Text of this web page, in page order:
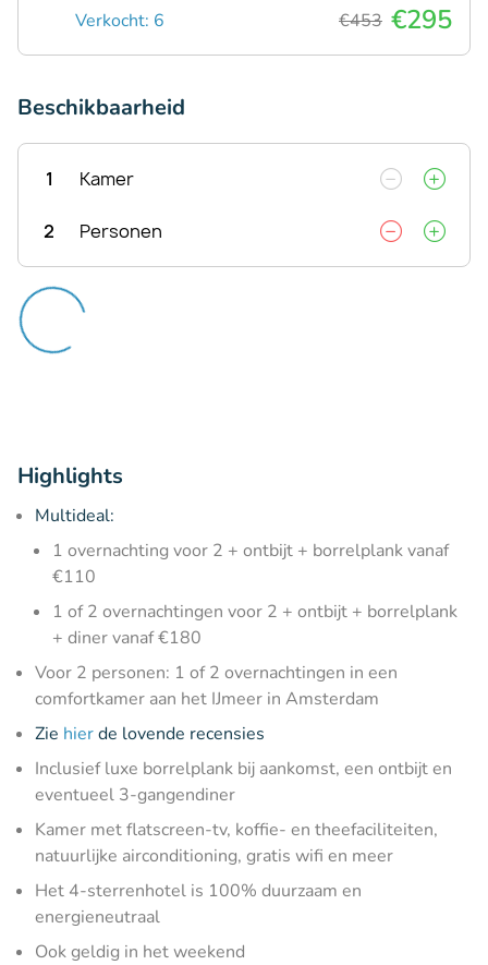
Verkocht: 6 €453 €295
Beschikbaarheid
1 Kamer
2 Personen
Highlights
Multideal:
1 overnachting voor 2 + ontbijt + borrelplank vanaf
€110
1 of 2 overnachtingen voor 2 + ontbijt + borrelplank
+ diner vanaf €180
Voor 2 personen: 1 of 2 overnachtingen in een
comfortkamer aan het IJmeer in Amsterdam
Zie hierde lovende recensies
Inclusief luxe borrelplank bij aankomst, een ontbijt en
eventueel 3-gangendiner
Kamer met flatscreen-tv, koffie- en theefaciliteiten,
natuurlijke airconditioning, gratis wifi en meer
Het 4-sterrenhotel is 100% duurzaam en
energieneutraal
Ook geldig in het weekend